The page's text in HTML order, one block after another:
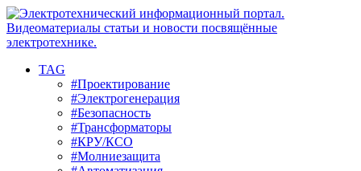
TAG
#Проектирование
#Электрогенерация
#Безопасность
#Трансформаторы
#КРУ/КСО
#Молниезащита